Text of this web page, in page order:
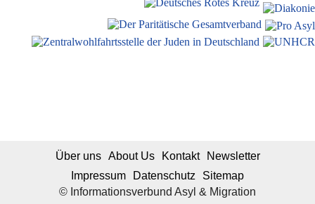
© Informationsverbund Asyl & Migration
Über uns About Us Kontakt
Newsletter
Impressum
Datenschutz Sitemap